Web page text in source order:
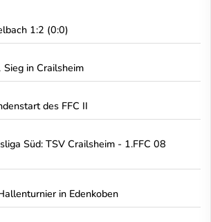
1:2 (0:0)
in Crailsheim
des FFC II
Süd: TSV Crailsheim - 1.FFC 08
in Edenkoben